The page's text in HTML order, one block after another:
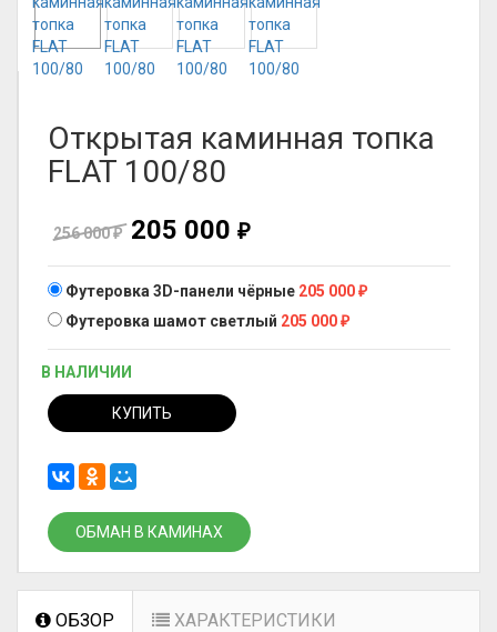
Открытая каминная топка
FLAT 100/80
256 000₽ 205 000 ₽
Футеровка 3D-панели чёрные 205 000 ₽
Футеровка шамот светлый 205 000 ₽
В НАЛИЧИИ
КУПИТЬ
ОБМАН В КАМИНАХ
ОБЗОР ХАРАКТЕРИСТИКИ